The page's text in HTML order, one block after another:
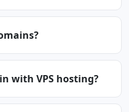
with VPS hosting?